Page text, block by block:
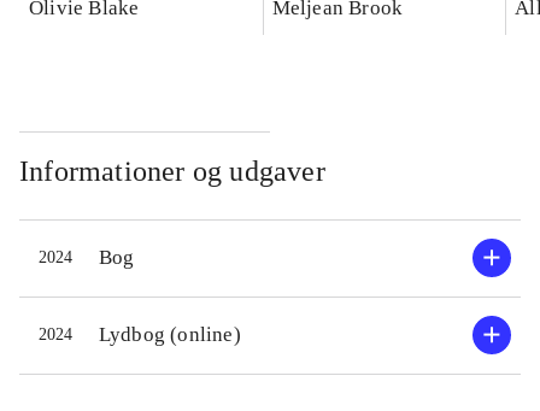
Olivie Blake
Meljean Brook
Informationer og udgaver
2024 Bog
2024 Lydbog (online)